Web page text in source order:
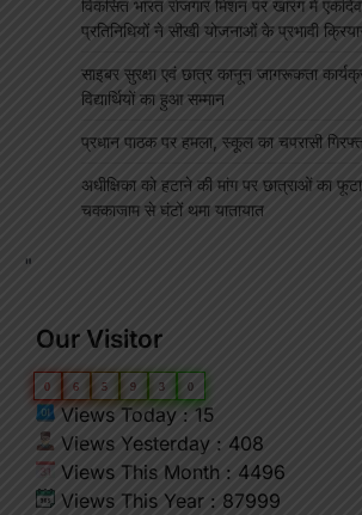
विकसित भारत रोजगार मिशन पर खारंग में
प्रतिनिधियों ने सीखी योजनाओं के प्रभावी
साइबर सुरक्षा एवं छात्र कानून जागरूकता
विद्यार्थियों का हुआ सम्मान
प्रधान पाठक पर हमला, स्कूल का चपरासी
अधीक्षिका को हटाने की मांग पर छात्राओं का
चक्काजाम से घंटों थमा यातायात
"
Our Visitor
0 6 5 9 3 0
Views Today : 15
Views Yesterday : 408
Views This Month : 4496
Views This Year : 87999